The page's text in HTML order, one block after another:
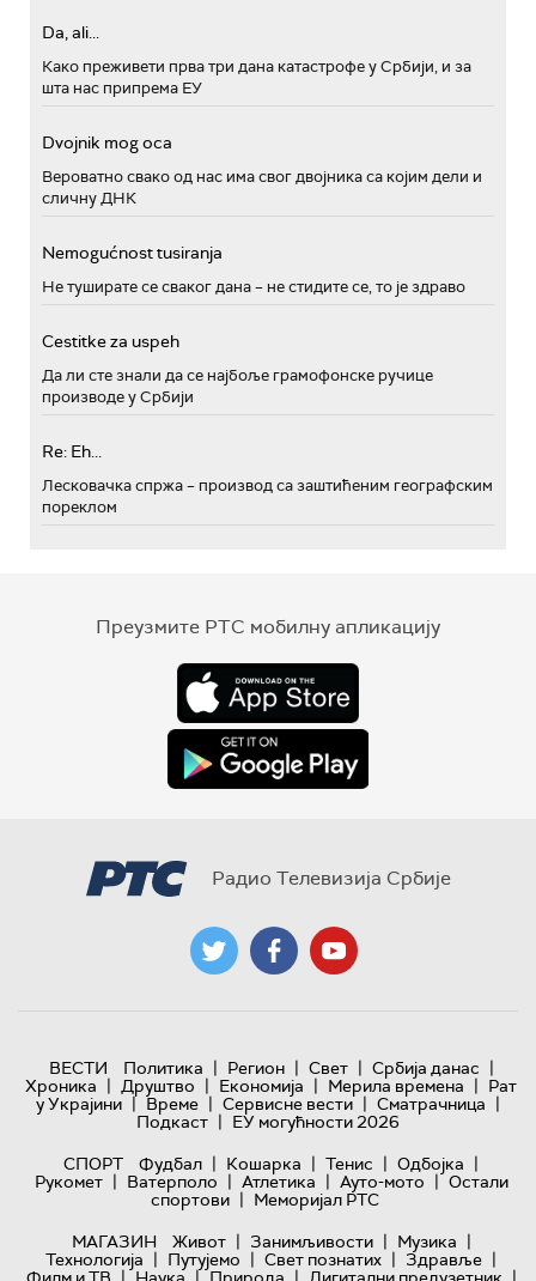
Da, ali...
Како преживети прва три дана катастрофе у Србији, и за
шта нас припрема ЕУ
Dvojnik mog oca
Вероватно свако од нас има свог двојника са којим дели и
сличну ДНК
Nemogućnost tusiranja
Не туширате се сваког дана – не стидите се, то је здраво
Cestitke za uspeh
Да ли сте знали да се најбоље грамофонске ручице
производе у Србији
Re: Eh...
Лесковачка спржа – производ са заштићеним географским
пореклом
Преузмите РТС мобилну апликацију
Радио Телевизија Србије
ВЕСТИ Политика | Регион | Свет | Србија данас |
Хроника | Друштво | Економија | Мерила времена | Рат
у Украјини | Време | Сервисне вести | Сматрачница |
Подкаст | ЕУ могућности 2026
СПОРТ
Фудбал | Кошарка | Тенис | Одбојка |
Рукомет | Ватерполо | Атлетика | Ауто-мото | Остали
спортови | Меморијал РТС
МАГАЗИН
Живот | Занимљивости | Музика |
Технологијa | Путујемо | Свет познатих | Здравље |